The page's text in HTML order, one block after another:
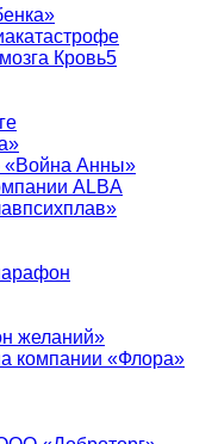
Кровь5
«Война Анны»
ALBA
желаний»
компании «Флора»